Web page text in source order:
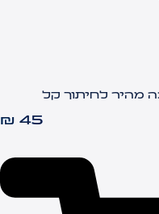
מהיר לחיתוך קל
45
₪